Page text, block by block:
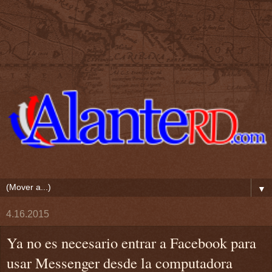
▼
4.16.2015
Ya no es necesario entrar a Facebook para
usar Messenger desde la computadora